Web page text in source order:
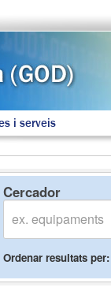
i serveis
Cercador
Ordenar resultats per